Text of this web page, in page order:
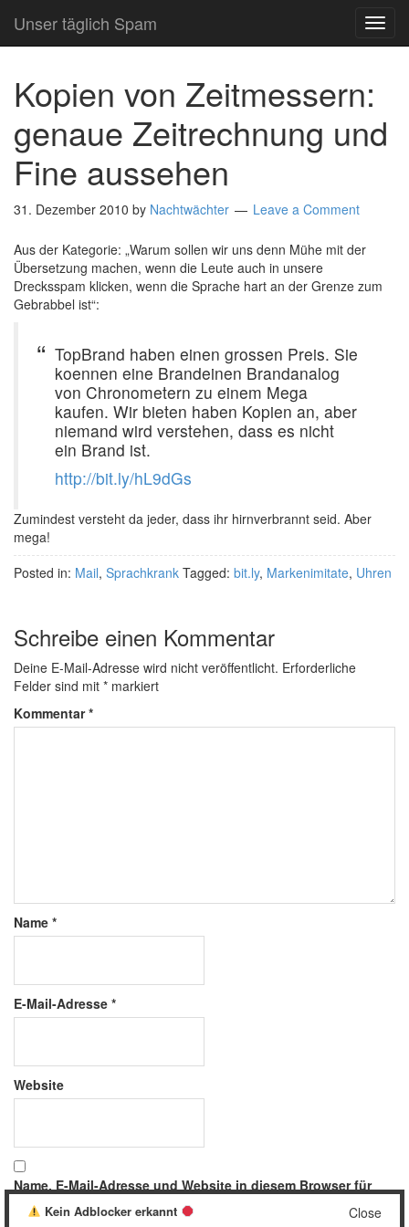
Unser täglich Spam
Kopien von Zeitmessern:
genaue Zeitrechnung und
Fine aussehen
31. Dezember 2010 by Nachtwächter Leave a Comment
Aus der Kategorie: „Warum sollen wir uns denn Mühe mit der
Übersetzung machen, wenn die Leute auch in unsere
Drecksspam klicken, wenn die Sprache hart an der Grenze zum
Gebrabbel ist“:
TopBrand haben einen grossen Preis. Sie
koennen eine Brandeinen Brandanalog
von Chronometern zu einem Mega
kaufen. Wir bieten haben Kopien an, aber
niemand wird verstehen, dass es nicht
ein Brand ist.
http://bit.ly/hL9dGs
Zumindest versteht da jeder, dass ihr hirnverbrannt seid. Aber
mega!
Posted in: Mail, Sprachkrank Tagged: bit.ly, Markenimitate, Uhren
Schreibe einen Kommentar
Deine E-Mail-Adresse wird nicht veröffentlicht. Erforderliche
Felder sind mit * markiert
Kommentar*
Name *
E-Mail-Adresse *
Website
Name, E-Mail-Adresse und Website in diesem Browser für
meinen nächsten Kommentar speichern.
Close
Kein Adblocker erkannt